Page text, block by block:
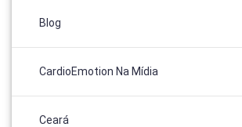
Blog
CardioEmotion Na Mídia
Ceará